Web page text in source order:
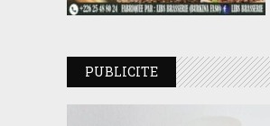
PUBLICITE